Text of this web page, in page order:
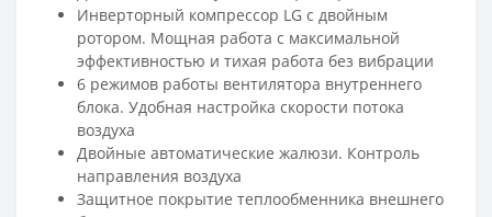
Инверторный компрессор LG с двойным
ротором. Мощная работа с максимальной
эффективностью и тихая работа без вибрации
6 режимов работы вентилятора внутреннего
блока. Удобная настройка скорости потока
воздуха
Двойные автоматические жалюзи. Контроль
направления воздуха
Защитное покрытие теплообменника внешнего